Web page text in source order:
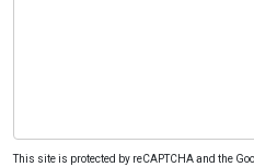
This site is protected by reCAPTCHA and the